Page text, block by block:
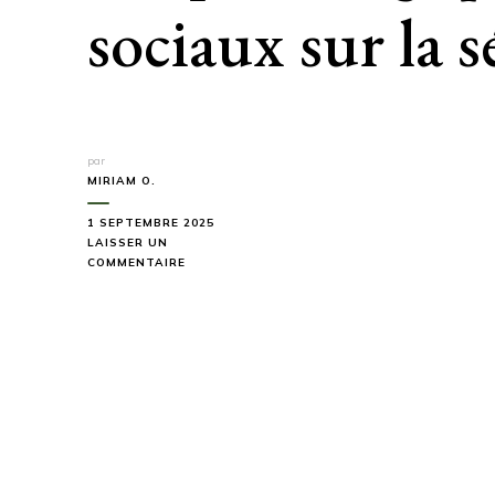
sociaux sur la
par
MIRIAM O.
1 SEPTEMBRE 2025
LAISSER UN
COMMENTAIRE